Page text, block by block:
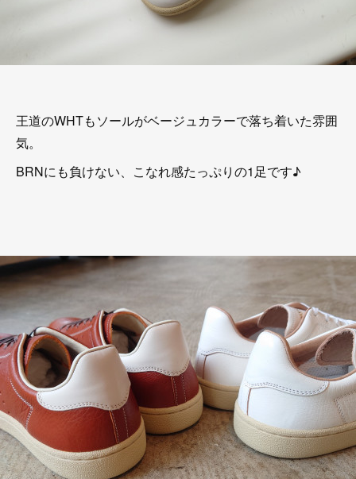
王道のWHTもソールがベージュカラーで落ち着いた雰囲
気。
BRNにも負けない、こなれ感たっぷりの1足です♪